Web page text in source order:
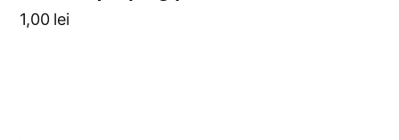
1,00 lei